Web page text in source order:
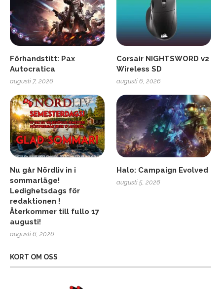
Förhandstitt: Pax
Autocratica
augusti 7, 2026
Corsair NIGHTSWORD v2
Wireless SD
augusti 6, 2026
Nu går Nördliv in i
sommarläge!
Ledighetsdags för
redaktionen !
Återkommer till fullo 17
augusti!
augusti 6, 2026
Halo: Campaign Evolved
augusti 5, 2026
KORT OM OSS